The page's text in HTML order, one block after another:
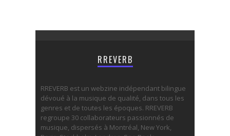
RREVERB
RREVERB est un webzine indépendant bilingue
dévoué à la musique de qualité, dans tous les
genres et de toutes les époques. RREVERB
regroupe 30 collaborateurs passionnés de
musique, dispersés à Montréal, New York,